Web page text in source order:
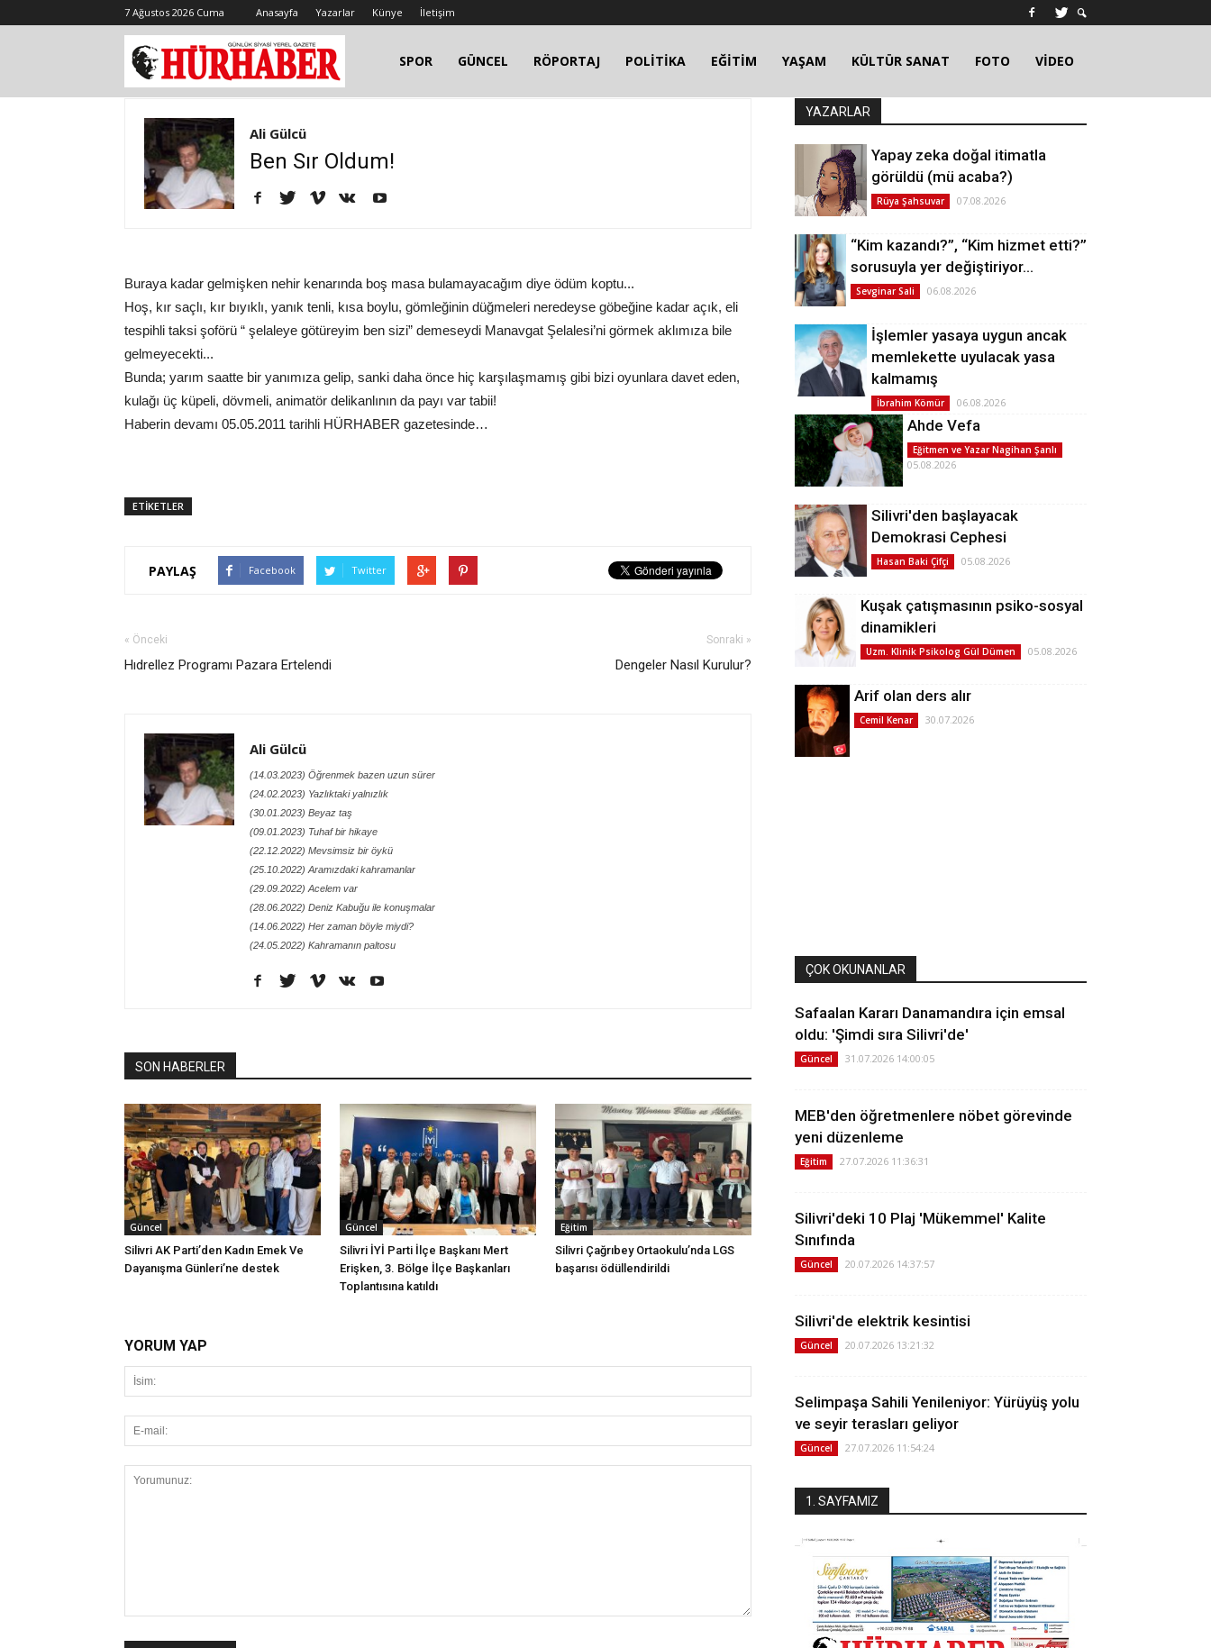
7 Ağustos 2026 Cuma Anasayfa Yazarlar Künye İletişim
SPOR GÜNCEL RÖPORTAJ POLİTİKA EĞİTİM YAŞAM KÜLTÜR SANAT FOTO VİDEO
Ali Gülcü
Ben Sır Oldum!
Buraya kadar gelmişken nehir kenarında boş masa bulamayacağım diye ödüm koptu...
Hoş, kır saçlı, kır bıyıklı, yanık tenli, kısa boylu, gömleğinin düğmeleri neredeyse göbeğine kadar açık, eli
tespihli taksi şoförü “ şelaleye götüreyim ben sizi” demeseydi Manavgat Şelalesi’ni görmek aklımıza bile
gelmeyecekti...
Bunda; yarım saatte bir yanımıza gelip, sanki daha önce hiç karşılaşmamış gibi bizi oyunlara davet eden,
kulağı üç küpeli, dövmeli, animatör delikanlının da payı var tabii!
Haberin devamı 05.05.2011 tarihli HÜRHABER gazetesinde…
ETİKETLER
PAYLAŞ Facebook Twitter
« Önceki
Hıdrellez Programı Pazara Ertelendi
Sonraki »
Dengeler Nasıl Kurulur?
Ali Gülcü
(14.03.2023) Öğrenmek bazen uzun sürer
(24.02.2023) Yazlıktaki yalnızlık
(30.01.2023) Beyaz taş
(09.01.2023) Tuhaf bir hikaye
(22.12.2022) Mevsimsiz bir öykü
(25.10.2022) Aramızdaki kahramanlar
(29.09.2022) Acelem var
(28.06.2022) Deniz Kabuğu ile konuşmalar
(14.06.2022) Her zaman böyle miydi?
(24.05.2022) Kahramanın paltosu
SON HABERLER
Güncel
Silivri AK Parti’den Kadın Emek Ve
Dayanışma Günleri’ne destek
Güncel
Silivri İYİ Parti İlçe Başkanı Mert
Erişken, 3. Bölge İlçe Başkanları
Toplantısına katıldı
Eğitim
Silivri Çağrıbey Ortaokulu’nda LGS
başarısı ödüllendirildi
YORUM YAP
YAZARLAR
Yapay zeka doğal itimatla
görüldü (mü acaba?)
Rüya Şahsuvar 07.08.2026
“Kim kazandı?”, “Kim hizmet etti?”
sorusuyla yer değiştiriyor…
Sevginar Sali 06.08.2026
İşlemler yasaya uygun ancak
memlekette uyulacak yasa
kalmamış
İbrahim Kömür 06.08.2026
Ahde Vefa
Eğitmen ve Yazar Nagihan Şanlı
05.08.2026
Silivri'den başlayacak
Demokrasi Cephesi
Hasan Baki Çifçi 05.08.2026
Kuşak çatışmasının psiko-sosyal
dinamikleri
Uzm. Klinik Psikolog Gül Dümen 05.08.2026
Arif olan ders alır
Cemil Kenar 30.07.2026
ÇOK OKUNANLAR
Safaalan Kararı Danamandıra için emsal
oldu: 'Şimdi sıra Silivri'de'
Güncel 31.07.2026 14:00:05
MEB'den öğretmenlere nöbet görevinde
yeni düzenleme
Eğitim 27.07.2026 11:36:31
Silivri'deki 10 Plaj 'Mükemmel' Kalite
Sınıfında
Güncel 20.07.2026 14:37:57
Silivri'de elektrik kesintisi
Güncel 20.07.2026 13:21:32
Selimpaşa Sahili Yenileniyor: Yürüyüş yolu
ve seyir terasları geliyor
Güncel 27.07.2026 11:54:24
1. SAYFAMIZ